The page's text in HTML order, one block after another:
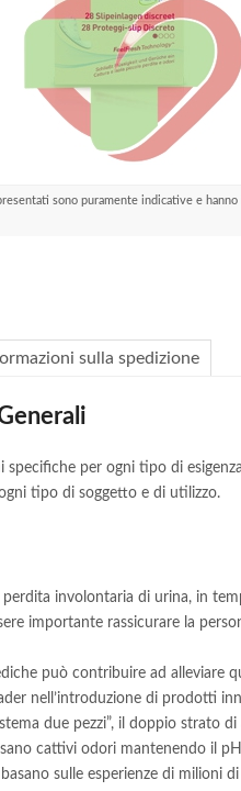
sono puramente indicative e
sulla spedizione
specifiche per ogni tipo di
tipo di soggetto e di utilizzo.
perdita involontaria di urina, in
importante rassicurare la
può contribuire ad alleviare
nell’introduzione di prodotti
due pezzi”, il doppio strato
cattivi odori mantenendo il
basano sulle esperienze di